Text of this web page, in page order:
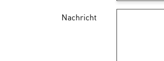
Nachricht